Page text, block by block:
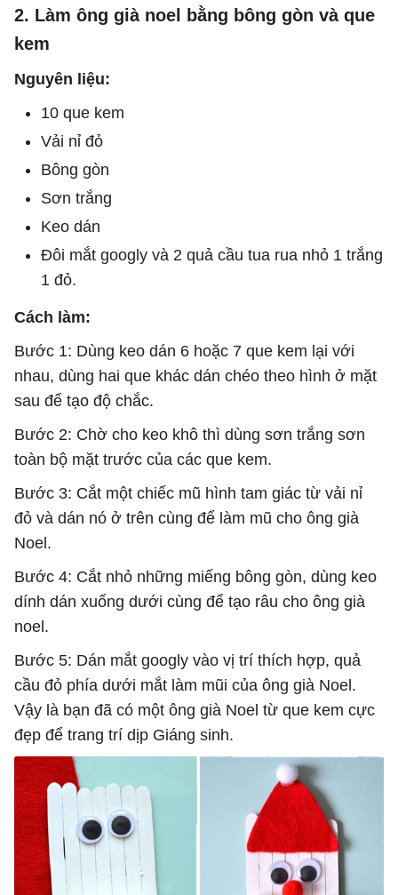
2. Làm ông già noel bằng bông gòn và que
kem
Nguyên liệu:
10 que kem
Vải nỉ đỏ
Bông gòn
Sơn trắng
Keo dán
Đôi mắt googly và 2 quả cầu tua rua nhỏ 1 trắng
1 đỏ.
Cách làm:
Bước 1: Dùng keo dán 6 hoặc 7 que kem lại với
nhau, dùng hai que khác dán chéo theo hình ở mặt
sau để tạo độ chắc.
Bước 2: Chờ cho keo khô thì dùng sơn trắng sơn
toàn bộ mặt trước của các que kem.
Bước 3: Cắt một chiếc mũ hình tam giác từ vải nỉ
đỏ và dán nó ở trên cùng để làm mũ cho ông già
Noel.
Bước 4: Cắt nhỏ những miếng bông gòn, dùng keo
dính dán xuống dưới cùng để tạo râu cho ông già
noel.
Bước 5: Dán mắt googly vào vị trí thích hợp, quả
cầu đỏ phía dưới mắt làm mũi của ông già Noel.
Vậy là bạn đã có một ông già Noel từ que kem cực
đẹp để trang trí dịp Giáng sinh.